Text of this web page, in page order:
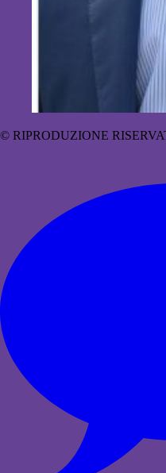
© RIPRODUZIONE